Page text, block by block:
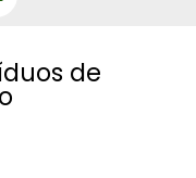
no rio janeiro
de